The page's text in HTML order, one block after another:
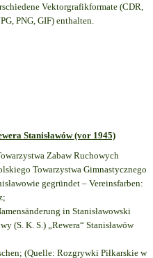
Vektorgrafikformate (CDR,
PNG, GIF) enthalten.
Stanisławów (vor 1945)
Zabaw Ruchowych
Towarzystwa Gimnastycznego
gegründet – Vereinsfarben:
in Stanisławowski
(S. K. S.) „Rewera“ Stanisławów
(Quelle: Rozgrywki Piłkarskie w